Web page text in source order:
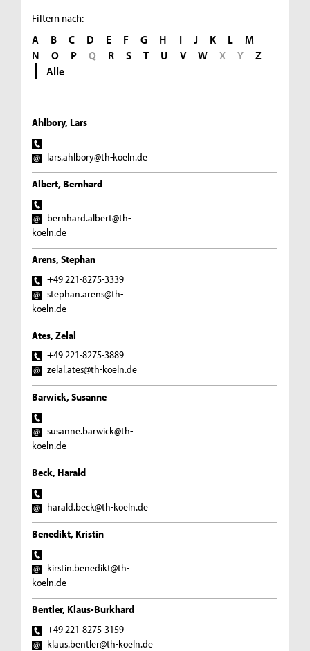
Filtern nach:
A B C D E F G H I J K L
M
N
O P Q R S T U V W X Y
Z
Alle
Ahlbory, Lars
lars.ahlbory@th-koeln.de
Albert, Bernhard
bernhard.albert@th-
koeln.de
Arens, Stephan
+49 221-8275-3339
stephan.arens@th-
koeln.de
Ates, Zelal
+49 221-8275-3889
zelal.ates@th-koeln.de
Barwick, Susanne
susanne.barwick@th-
koeln.de
Beck, Harald
harald.beck@th-koeln.de
Benedikt, Kristin
kirstin.benedikt@th-
koeln.de
Bentler, Klaus-Burkhard
+49 221-8275-3159
klaus.bentler@th-koeln.de